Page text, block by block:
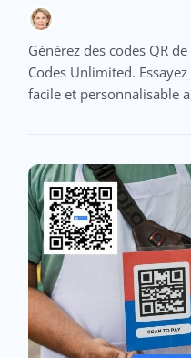
Générez des codes QR
Codes Unlimited.
facile et personnalisable